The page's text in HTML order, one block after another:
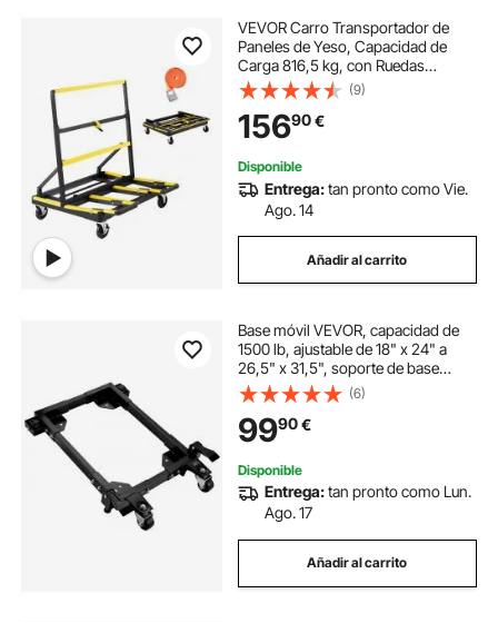
VEVOR Carro Transportador de
Paneles de Yeso, Capacidad de
Carga 816,5 kg, con Ruedas
Giratorias, Base Extensible, Correa
de Amarre y Tiras Antideslizantes
para Transporte, 1000 x 830 x 1100
mm
(9)
15690€
Disponible
Entrega:tan pronto como Vie.
Ago. 14
Añadir al carrito
Base móvil VEVOR, capacidad de
1500 lb, ajustable de 18" x 24" a
26,5" x 31,5", soporte de base
móvil universal resistente con
ruedas giratorias, para equipos de
carpintería, sierras de cinta,
herramientas eléctricas, máquinas
(6)
9990€
Disponible
Entrega:tan pronto como Lun.
Ago. 17
Añadir al carrito